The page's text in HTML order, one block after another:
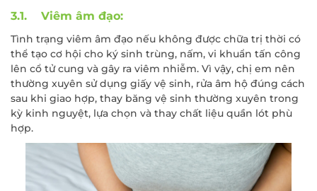
3.1. Viêm âm đạo:
Tình trạng viêm âm đạo nếu không được chữa trị thời có
thể tạo cơ hội cho ký sinh trùng, nấm, vi khuẩn tấn công
lên cổ tử cung và gây ra viêm nhiễm. Vì vậy, chị em nên
thường xuyên sử dụng giấy vệ sinh, rửa âm hộ đúng cách
sau khi giao hợp, thay băng vệ sinh thường xuyên trong
kỳ kinh nguyệt, lựa chọn và thay chất liệu quần lót phù
hợp.